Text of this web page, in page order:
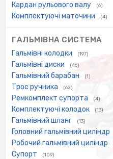
Кардан рульового валу (6)
Комплектуючі маточини (4)
ГАЛЬМІВНА СИСТЕМА
Гальмівні колодки (197)
Гальмівні диски (46)
Гальмівний барабан (1)
Трос ручника (62)
Ремкомплект супорта (4)
Комплектуючі колодок (13)
Гальмівний шланг (13)
Головний гальмівний циліндр
Робочий гальмівний циліндр
Супорт (109)